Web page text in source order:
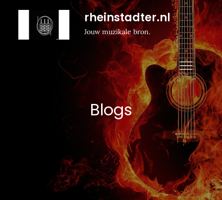
rheinstadter.nl
Jouw muzikale bron.
Blogs